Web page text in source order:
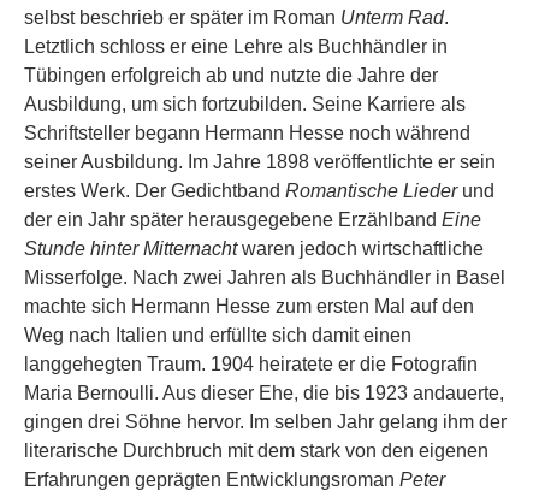
selbst beschrieb er später im Roman Unterm Rad.
Letztlich schloss er eine Lehre als Buchhändler in
Tübingen erfolgreich ab und nutzte die Jahre der
Ausbildung, um sich fortzubilden. Seine Karriere als
Schriftsteller begann Hermann Hesse noch während
seiner Ausbildung. Im Jahre 1898 veröffentlichte er sein
erstes Werk. Der Gedichtband Romantische Liederund
der ein Jahr später herausgegebene Erzählband Eine
Stunde hinter Mitternachtwaren jedoch wirtschaftliche
Misserfolge. Nach zwei Jahren als Buchhändler in Basel
machte sich Hermann Hesse zum ersten Mal auf den
Weg nach Italien und erfüllte sich damit einen
langgehegten Traum. 1904 heiratete er die Fotografin
Maria Bernoulli. Aus dieser Ehe, die bis 1923 andauerte,
gingen drei Söhne hervor. Im selben Jahr gelang ihm der
literarische Durchbruch mit dem stark von den eigenen
Erfahrungen geprägten Entwicklungsroman Peter